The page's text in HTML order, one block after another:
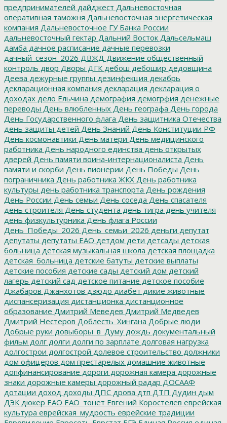
предпринимателей дайджест Дальневосточная
оперативная таможня Дальневосточная энергетическая
компания Дальневосточное ГУ Банка России
дальневосточный гектар Дальний Восток Дальсельмаш
дамба дачное расписание дачные перевозки
дачный_сезон_2026 ДВЖД Движение общественный
контроль двор Дворы ДГК дебош дебошир дедовщина
Деева дежурные группы дезинфекция декабрь
декларационная компания декларация декларация о
доходах дело Ельчина демография демогрфия денежные
переводы День влюбленных День географа День города
День Государственного флага День защитника Отечества
день защиты детей День Знаний День Конституции РФ
День космонавтики День матери День медицинского
работника День народного единства день открытых
дверей День памяти воина-интернационалиста День
памяти и скорби День пионерии День Победы День
пограничника День работника ЖКХ День работника
культуры день работника транспорта День рождения
День России День семьи День соседа День спасателя
день строителя День студента день тигра день учителя
день физкультурника День флага России
День_Победы_2026 День_семьи_2026 деньги депутат
депутаты депутаты ЕАО детдом дети детсады детская
больница детская музыкальная школа детская площадка
детская_больница детские батуты детские выплаты
детские пособия детские сады детский дом детский
лагерь детский сад детское питание детское пособие
Джабаров Джанхотов дзюдо диабет дикие животные
диспансеризация дистанционка дистанционное
образование Дмитрий Меведев Дмитрий Медведев
Дмитрий Нестеров Доблесть_Хингана Добрые люди
Добрые руки довыборы_в_Думу дождь документальный
фильм долг долги долги по зарплате долговая нагрузка
долгострои долгострой долевое строительство должники
дом офицеров дом престарелых домашние животные
допфинансирование дороги дорожная камера дорожные
знаки дорожные камеры дорожный радар ДОСААФ
дотации доход доходы ДПС дрова дтп ДТП Дудин дым
ДЭК дюкер ЕАО ЕАО_тонет Евгений Коростелев еврейская
культура еврейская_мудрость еврейские традиции